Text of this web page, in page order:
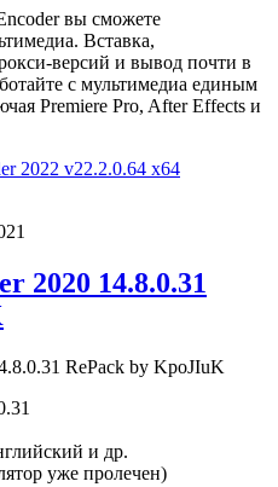
вы сможете
Вставка,
версий и вывод почти в
с мультимедиа единым
Premiere Pro, After Effects и
2022 v22.2.0.64 x64
2020 14.8.0.31
и др.
уже пролечен)